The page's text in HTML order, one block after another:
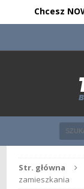
Chcesz
Str. główna
zamieszkania